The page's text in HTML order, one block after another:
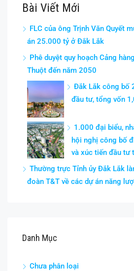
Bài Viết Mới
FLC của ông Trịnh Văn Quyết
án 25.000 tỷ ở Đắk Lắk
Phê duyệt quy hoạch Cảng
Thuột đến năm 2050
Đắk Lắk công bố
đầu tư, tổng vốn
1.000 đại biểu,
hội nghị công bố
và xúc tiến đầu tư
Thường trực Tỉnh ủy Đắk Lắk
đoàn T&T về các dự án năng
Danh Mục
Chưa phân loại